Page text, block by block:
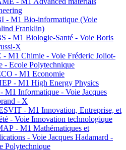
- M1 Bio-informatique (Voie
Franklin)
- M1 Biologie-Santé - Voie Boris
X
- M1 Chimie - Voie Fréderic Joliot-
- Ecole Polytechnique
- M1 Economie
- M1 High Energy Physics
M1 Informatique - Voie Jacques
- X
- M1 Innovation, Entreprise, et
- Voie Innovation technologique
- M1 Mathématiques et
- Voie Jacques Hadamard -
Polytechnique